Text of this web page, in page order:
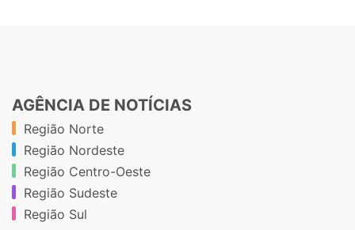
AGÊNCIA DE NOTÍCIAS
Região Norte
Região Nordeste
Região Centro-Oeste
Região Sudeste
Região Sul